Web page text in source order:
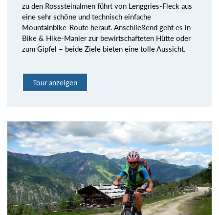
zu den Rosssteinalmen führt von Lenggries-Fleck aus
eine sehr schöne und technisch einfache
Mountainbike-Route herauf. Anschließend geht es in
Bike & Hike-Manier zur bewirtschafteten Hütte oder
zum Gipfel – beide Ziele bieten eine tolle Aussicht.
Tour anzeigen